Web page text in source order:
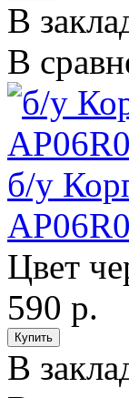
В
В
б/у
Цвет
590 р.
В